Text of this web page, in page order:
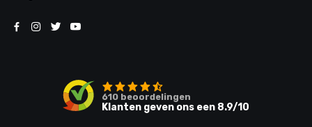
610 beoordelingen
Klanten geven ons een 8.9/10